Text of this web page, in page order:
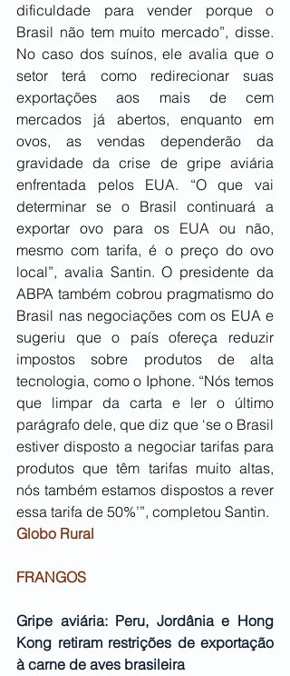
dificuldade para vender porque o
Brasil não tem muito mercado”, disse.
No caso dos suínos, ele avalia que o
setor terá como redirecionar suas
exportações aos mais de cem
mercados já abertos, enquanto em
ovos, as vendas dependerão da
gravidade da crise de gripe aviária
enfrentada pelos EUA. “O que vai
determinar se o Brasil continuará a
exportar ovo para os EUA ou não,
mesmo com tarifa, é o preço do ovo
local”, avalia Santin. O presidente da
ABPA também cobrou pragmatismo do
Brasil nas negociações com os EUA e
sugeriu que o país ofereça reduzir
impostos sobre produtos de alta
tecnologia, como o Iphone. “Nós temos
que limpar da carta e ler o último
parágrafo dele, que diz que ‘se o Brasil
estiver disposto a negociar tarifas para
produtos que têm tarifas muito altas,
nós também estamos dispostos a rever
essa tarifa de 50%’”, completou Santin.
Globo Rural
FRANGOS
Gripe aviária: Peru, Jordânia e Hong
Kong retiram restrições de exportação
à carne de aves brasileira